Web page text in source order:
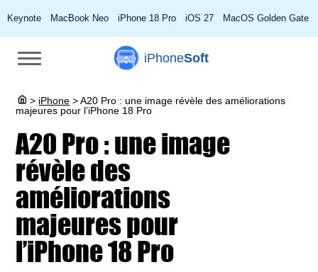
Keynote MacBook Neo iPhone 18 Pro iOS 27 MacOS Golden Gate
iPhoneSoft
> iPhone >A20 Pro : une image révèle des améliorations
majeures pour l’iPhone 18 Pro
A20 Pro : une image
révèle des
améliorations
majeures pour
l’iPhone 18 Pro